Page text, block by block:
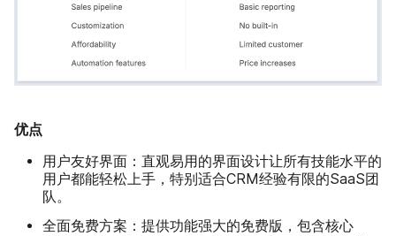
优点
用户友好界面： 直观易用的界面设计让所有技能水平的
用户都能轻松上手，特别适合CRM经验有限的SaaS团
队。
全面免费方案： 提供功能强大的免费版，包含核心